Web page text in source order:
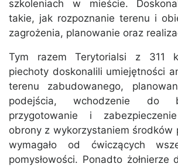
szkoleniach w mieście.
takie, jak rozpoznanie terenu i
zagrożenia, planowanie oraz
Tym razem Terytorialsi z 311
piechoty doskonalili umiejętności
terenu zabudowanego,
podejścia, wchodzenie do
przygotowanie i
obrony z wykorzystaniem środków
wymagało od ćwiczących
pomysłowości. Ponadto żołnierze